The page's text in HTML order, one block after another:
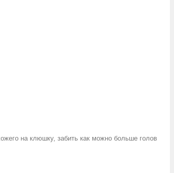
на клюшку, забить как можно больше голов